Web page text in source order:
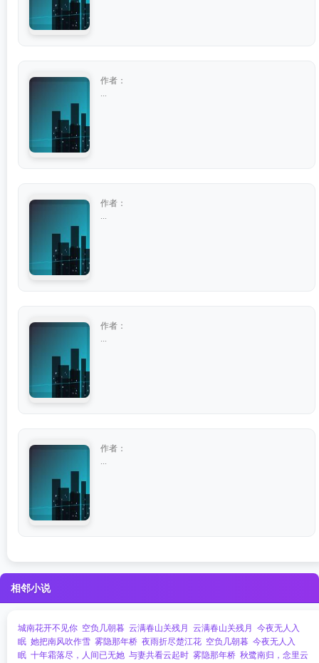
作者：
作者：
作者：
作者：
相邻小说
城南花开不见你 空负几朝暮 云满春山关残月 云满春山关残月 今夜无人入
眠 她把南风吹作雪 雾隐那年桥 夜雨折尽楚江花 空负几朝暮 今夜无人入
眠 十年霜落尽，人间已无她 与妻共看云起时 雾隐那年桥 秋鹭南归，念里云